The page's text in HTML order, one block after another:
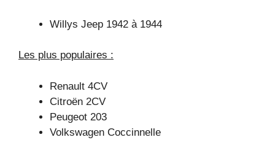
Willys Jeep 1942 à 1944
Les plus populaires :
Renault 4CV
Citroën 2CV
Peugeot 203
Volkswagen Coccinnelle